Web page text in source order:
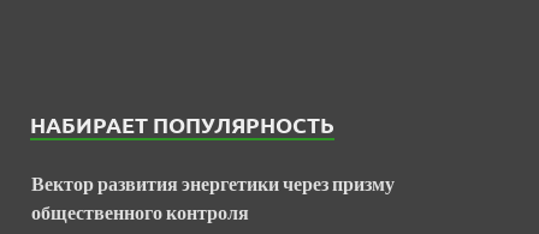
НАБИРАЕТ ПОПУЛЯРНОСТЬ
Вектор развития энергетики через призму
общественного контроля